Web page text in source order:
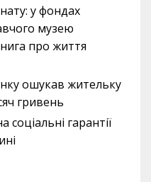
у фондах
музею
про життя
ошукав жительку
гривень
гарантії